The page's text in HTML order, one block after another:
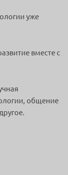
уже
вместе с
общение